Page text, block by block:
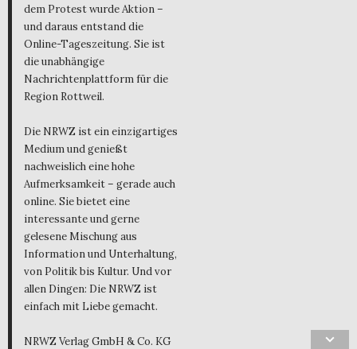
dem Protest wurde Aktion –
und daraus entstand die
Online-Tageszeitung. Sie ist
die unabhängige
Nachrichtenplattform für die
Region Rottweil.
Die NRWZ ist ein einzigartiges
Medium und genießt
nachweislich eine hohe
Aufmerksamkeit – gerade auch
online. Sie bietet eine
interessante und gerne
gelesene Mischung aus
Information und Unterhaltung,
von Politik bis Kultur. Und vor
allen Dingen: Die NRWZ ist
einfach mit Liebe gemacht.
NRWZ Verlag GmbH & Co. KG